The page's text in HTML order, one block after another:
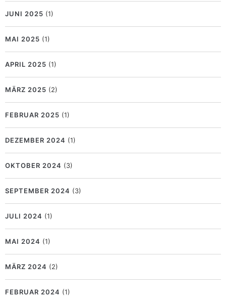
JUNI 2025 (1)
MAI 2025 (1)
APRIL 2025 (1)
MÄRZ 2025 (2)
FEBRUAR 2025 (1)
DEZEMBER 2024 (1)
OKTOBER 2024 (3)
SEPTEMBER 2024 (3)
JULI 2024 (1)
MAI 2024 (1)
MÄRZ 2024 (2)
FEBRUAR 2024 (1)